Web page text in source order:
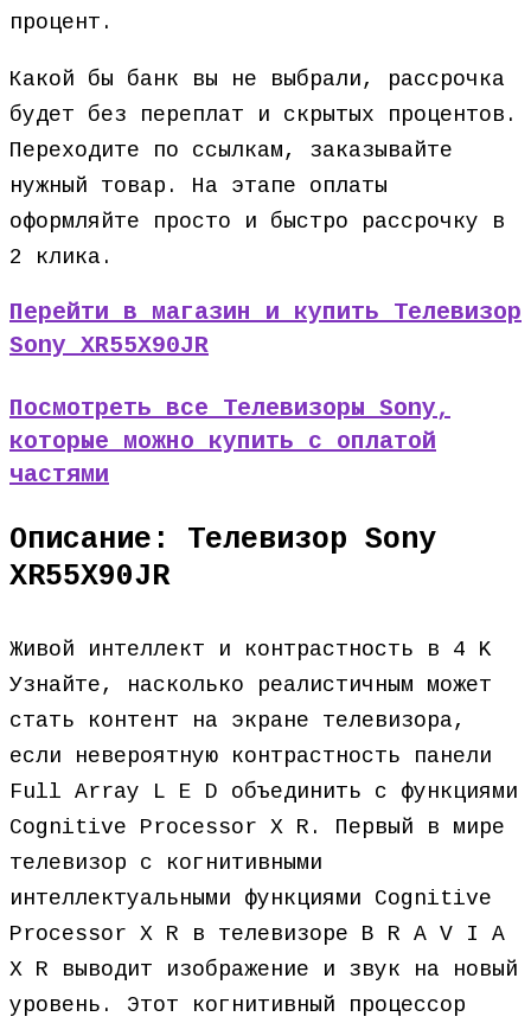
процент.
Какой бы банк вы не выбрали, рассрочка
будет без переплат и скрытых процентов.
Переходите по ссылкам, заказывайте
нужный товар. На этапе оплаты
оформляйте просто и быстро рассрочку в
2 клика.
Перейти в магазин и купить Телевизор
Sony XR55X90JR
Посмотреть все Телевизоры Sony,
которые можно купить с оплатой
частями
Описание: Телевизор Sony
XR55X90JR
Живой интеллект и контрастность в 4 K
Узнайте, насколько реалистичным может
стать контент на экране телевизора,
если невероятную контрастность панели
Full Array L E D объединить с функциями
Cognitive Processor X R. Первый в мире
телевизор с когнитивными
интеллектуальными функциями Cognitive
Processor X R в телевизоре B R A V I A
X R выводит изображение и звук на новый
уровень. Этот когнитивный процессор